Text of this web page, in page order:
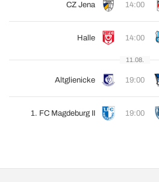
CZ Jena 14:00
Halle 14:00
11.08.
Altglienicke 19:00
1. FC Magdeburg II 19:00